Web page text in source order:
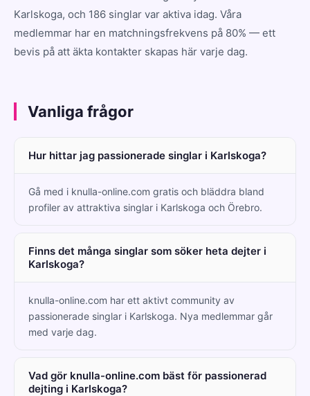
Karlskoga, och 186 singlar var aktiva idag. Våra
medlemmar har en matchningsfrekvens på 80% — ett
bevis på att äkta kontakter skapas här varje dag.
Vanliga frågor
Hur hittar jag passionerade singlar i Karlskoga?
Gå med i knulla-online.com gratis och bläddra bland
profiler av attraktiva singlar i Karlskoga och Örebro.
Finns det många singlar som söker heta dejter i
Karlskoga?
knulla-online.com har ett aktivt community av
passionerade singlar i Karlskoga. Nya medlemmar går
med varje dag.
Vad gör knulla-online.com bäst för passionerad
dejting i Karlskoga?